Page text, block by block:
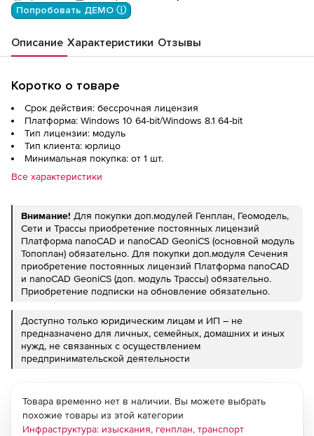
Попробовать ДЕМО ⓘ
Описание Характеристики Отзывы
Коротко о товаре
Срок действия: бессрочная лицензия
Платформа: Windows 10 64-bit/Windows 8.1 64-bit
Тип лицензии: модуль
Тип клиента: юрлицо
Минимальная покупка: от 1 шт.
Все характеристики
Внимание! Для покупки доп.модулей Генплан, Геомодель,
Сети и Трассы приобретение постоянных лицензий
Платформа nanoCAD и nanoCAD GeoniCS (основной модуль
Топоплан) обязательно. Для покупки доп.модуля Сечения
приобретение постоянных лицензий Платформа nanoCAD
и nanoCAD GeoniCS (доп. модуль Трассы) обязательно.
Приобретение подписки на обновление обязательно.
Доступно только юридическим лицам и ИП – не
предназначено для личных, семейных, домашних и иных
нужд, не связанных с осуществлением
предпринимательской деятельности
Товара временно нет в наличии. Вы можете выбрать
похожие товары из этой категории
Инфраструктура: изыскания, генплан, транспорт